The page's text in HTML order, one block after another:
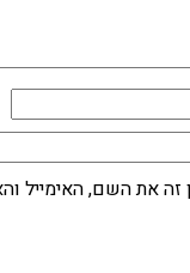
את השם, האימייל